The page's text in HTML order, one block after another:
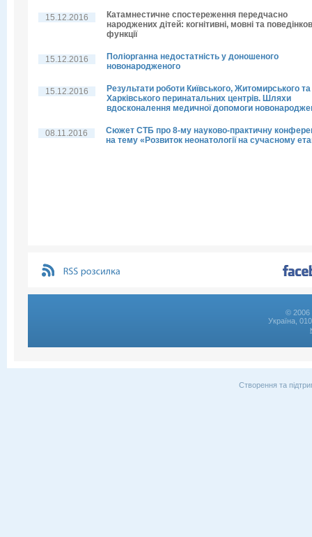
15.12.2016
Катамнестичне спостереження передчасно
народжених дітей: когнітивні, мовні та
функції
15.12.2016
Поліорганна недостатність у доношеного
новонародженого
15.12.2016
Результати роботи Київського, Житомирського та
Харківського перинатальних центрів. Шляхи
вдосконалення медичної допомоги
08.11.2016
Сюжет СТБ про 8-му науково-практичну
на тему «Розвиток неонатології на сучасному
© 2006
Україна,
Створення та